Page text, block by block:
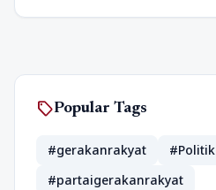
sellPopular Tags
#gerakanrakyat
#Politik
#partaigerakanrakyat